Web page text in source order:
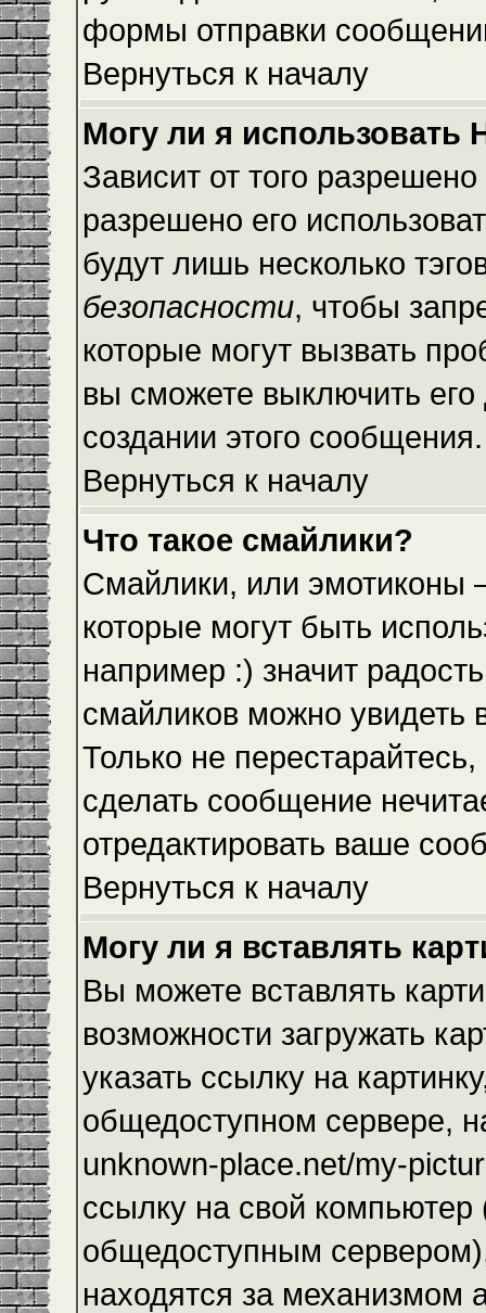
формы отправки
Вернуться к началу
Могу ли я использовать
Зависит от того
разрешено его
будут лишь несколько
безопасности, чтобы
которые могут вызвать
вы сможете выключить
создании этого сообщения.
Вернуться к началу
Что такое смайлики?
Смайлики, или эмотиконы
которые могут быть
например :) значит
смайликов можно
Только не
сделать сообщение
отредактировать ваше
Вернуться к началу
Могу ли я вставлять
Вы можете вставлять
возможности загружать
указать ссылку на
общедоступном сервере,
unknown-place.net/my-
ссылку на свой компьютер
общедоступным
находятся за механизмом